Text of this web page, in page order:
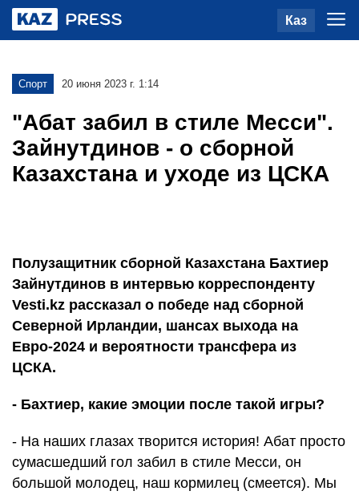
Каз
Спорт 20 июня 2023 г. 1:14
"Абат забил в стиле Месси".
Зайнутдинов - о сборной
Казахстана и уходе из ЦСКА
Полузащитник сборной Казахстана Бахтиер
Зайнутдинов в интервью корреспонденту
Vesti.kz рассказал о победе над сборной
Северной Ирландии, шансах выхода на
Евро-2024 и вероятности трансфера из
ЦСКА.
- Бахтиер, какие эмоции после такой игры?
- На наших глазах творится история! Абат просто
сумасшедший гол забил в стиле Месси, он
большой молодец, наш кормилец (смеется). Мы